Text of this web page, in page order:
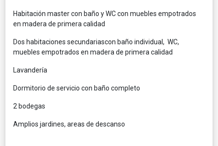
Habitación master con baño y WC con muebles empotrados
en madera de primera calidad
Dos habitaciones secundariascon baño individual, WC,
muebles empotrados en madera de primera calidad
Lavandería
Dormitorio de servicio con baño completo
2 bodegas
Amplios jardines, areas de descanso